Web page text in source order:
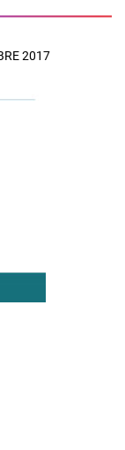
2017
nouvel onglet)